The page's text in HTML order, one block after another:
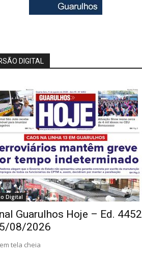
DIGITAL
Digital
Guarulhos Hoje – Ed. 4452
08/2026
tela cheia